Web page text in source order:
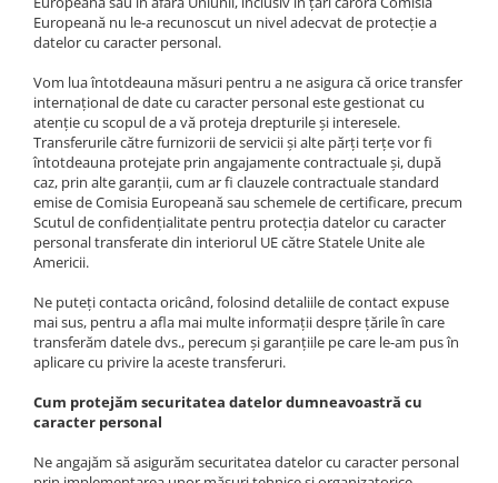
Europeană nu le-a recunoscut un nivel adecvat de protecție a
datelor cu caracter personal.
Vom lua întotdeauna măsuri pentru a ne asigura că orice transfer
internațional de date cu caracter personal este gestionat cu
atenție cu scopul de a vă proteja drepturile și interesele.
Transferurile către furnizorii de servicii și alte părți terțe vor fi
întotdeauna protejate prin angajamente contractuale și, după
caz, prin alte garanții, cum ar fi clauzele contractuale standard
emise de Comisia Europeană sau schemele de certificare, precum
Scutul de confidențialitate pentru protecția datelor cu caracter
personal transferate din interiorul UE către Statele Unite ale
Americii.
Ne puteți contacta oricând, folosind detaliile de contact expuse
mai sus, pentru a afla mai multe informații despre țările în care
transferăm datele dvs., perecum și garanțiile pe care le-am pus în
aplicare cu privire la aceste transferuri.
Cum protejăm securitatea datelor dumneavoastră cu
caracter personal
Ne angajăm să asigurăm securitatea datelor cu caracter personal